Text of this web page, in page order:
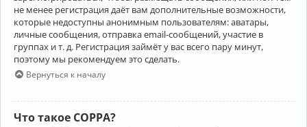
не менее регистрация даёт вам дополнительные возможности,
которые недоступны анонимным пользователям: аватары,
личные сообщения, отправка email-сообщений, участие в
группах и т. д. Регистрация займёт у вас всего пару минут,
поэтому мы рекомендуем это сделать.
Вернуться к началу
Что такое COPPA?